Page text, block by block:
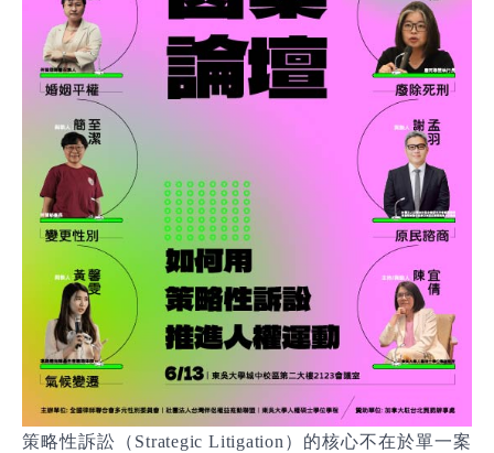
策略性訴訟（ Strategic Litigation ）的核心不在於單一案